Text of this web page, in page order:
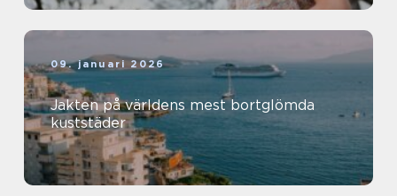
09. januari 2026
Jakten på världens mest bortglömda
kuststäder